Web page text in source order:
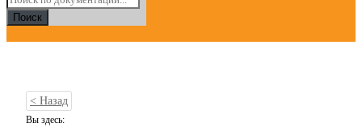
Поиск
< Назад
Вы здесь: